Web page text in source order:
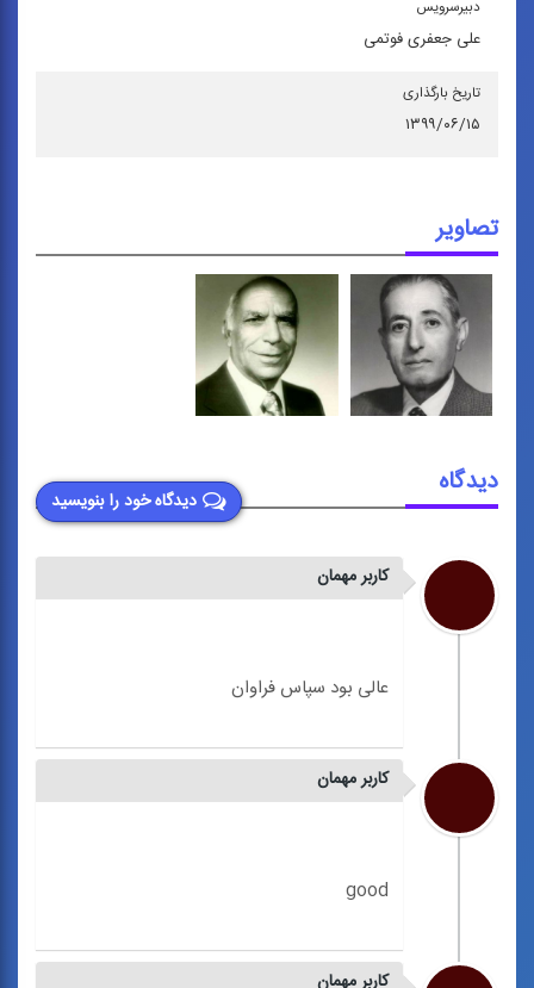
دبیرسرویس
علی جعفری فوتمی
تاریخ بارگذاری
۱۳۹۹/۰۶/۱۵
تصاویر
دیدگاه خود را بنویسید
دیدگاه
کاربر مهمان
کاربر مهمان